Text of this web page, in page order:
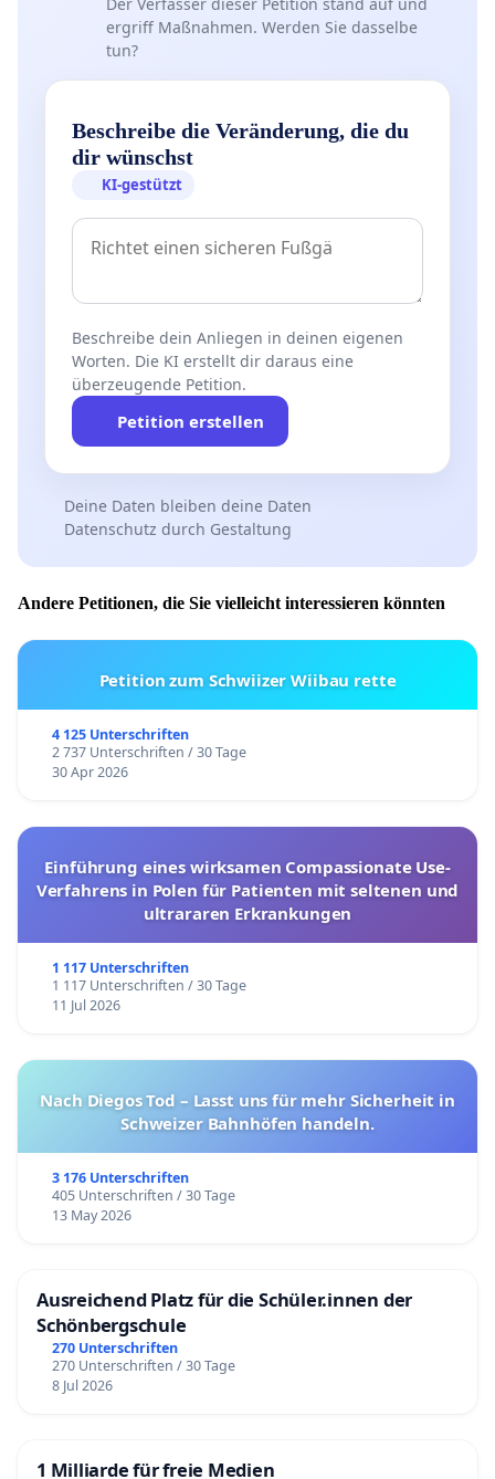
ergriff Maßnahmen. Werden Sie dasselbe
tun?
Beschreibe die Veränderung, die du
dir wünschst
KI-gestützt
Beschreibe dein Anliegen in deinen eigenen
Worten. Die KI erstellt dir daraus eine
überzeugende Petition.
Petition erstellen
Deine Daten bleiben deine Daten
Datenschutz durch Gestaltung
Andere Petitionen, die Sie vielleicht interessieren könnten
Petition zum Schwiizer Wiibau rette
4 125 Unterschriften
2 737 Unterschriften / 30 Tage
30 Apr 2026
Einführung eines wirksamen Compassionate Use-
Verfahrens in Polen für Patienten mit seltenen und
ultrararen Erkrankungen
1 117 Unterschriften
1 117 Unterschriften / 30 Tage
11 Jul 2026
Nach Diegos Tod – Lasst uns für mehr Sicherheit in
Schweizer Bahnhöfen handeln.
3 176 Unterschriften
405 Unterschriften / 30 Tage
13 May 2026
Ausreichend Platz für die Schüler.innen der
Schönbergschule
270 Unterschriften
270 Unterschriften / 30 Tage
8 Jul 2026
1 Milliarde für freie Medien